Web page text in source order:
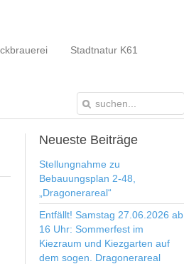
Stadtnatur K61
Neueste Beiträge
Stellungnahme zu
Bebauungsplan 2-48,
„Dragonerareal“
Entfällt! Samstag 27.06.2026 ab
16 Uhr: Sommerfest im
Kiezraum und Kiezgarten auf
dem sogen. Dragonerareal